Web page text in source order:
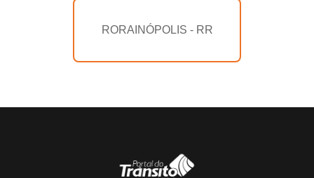
RORAINÓPOLIS - RR